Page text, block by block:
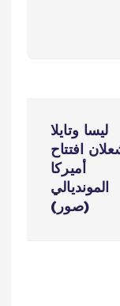
ليسا وتايلا
افتتاح
أميركا
المونديالي
(صور)